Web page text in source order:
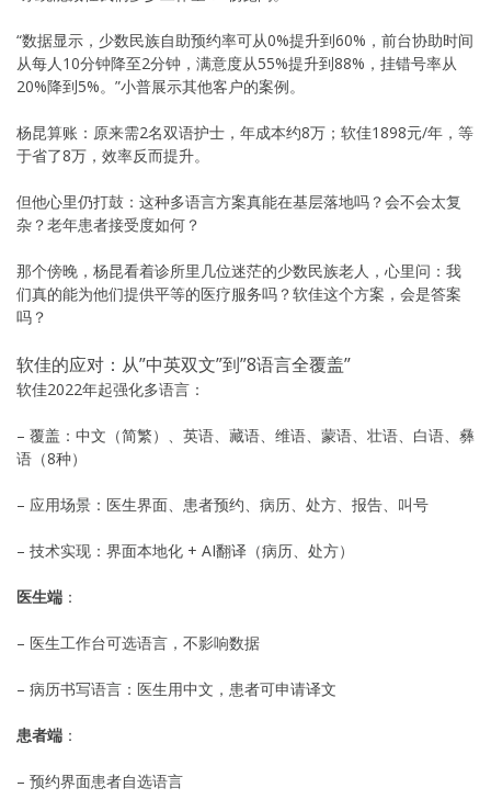
“数据显示，少数民族自助预约率可从0%提升到60%，前台协助时间
从每人10分钟降至2分钟，满意度从55%提升到88%，挂错号率从
20%降到5%。”小普展示其他客户的案例。
杨昆算账：原来需2名双语护士，年成本约8万；软佳1898元/年，等
于省了8万，效率反而提升。
但他心里仍打鼓：这种多语言方案真能在基层落地吗？会不会太复
杂？老年患者接受度如何？
那个傍晚，杨昆看着诊所里几位迷茫的少数民族老人，心里问：我
们真的能为他们提供平等的医疗服务吗？软佳这个方案，会是答案
吗？
软佳的应对：从”中英双文”到”8语言全覆盖”
软佳2022年起强化多语言：
– 覆盖：中文（简繁）、英语、藏语、维语、蒙语、壮语、白语、彝
语（8种）
– 应用场景：医生界面、患者预约、病历、处方、报告、叫号
– 技术实现：界面本地化 + AI翻译（病历、处方）
医生端 ：
– 医生工作台可选语言，不影响数据
– 病历书写语言：医生用中文，患者可申请译文
患者端 ：
– 预约界面患者自选语言